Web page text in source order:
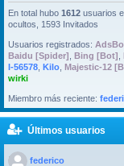
En total hubo 1612 usuarios
ocultos, 1593 Invitados
Usuarios registrados:
Baidu [Spider] Bing [Bot]
I-56578 Kilo Majestic-12
wirki
Miembro más reciente:
Últimos usuarios
> federico